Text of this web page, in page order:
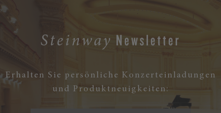
Steinway Newsletter
Erhalten Sie persönliche Konzerteinladungen
und Produktneuigkeiten: